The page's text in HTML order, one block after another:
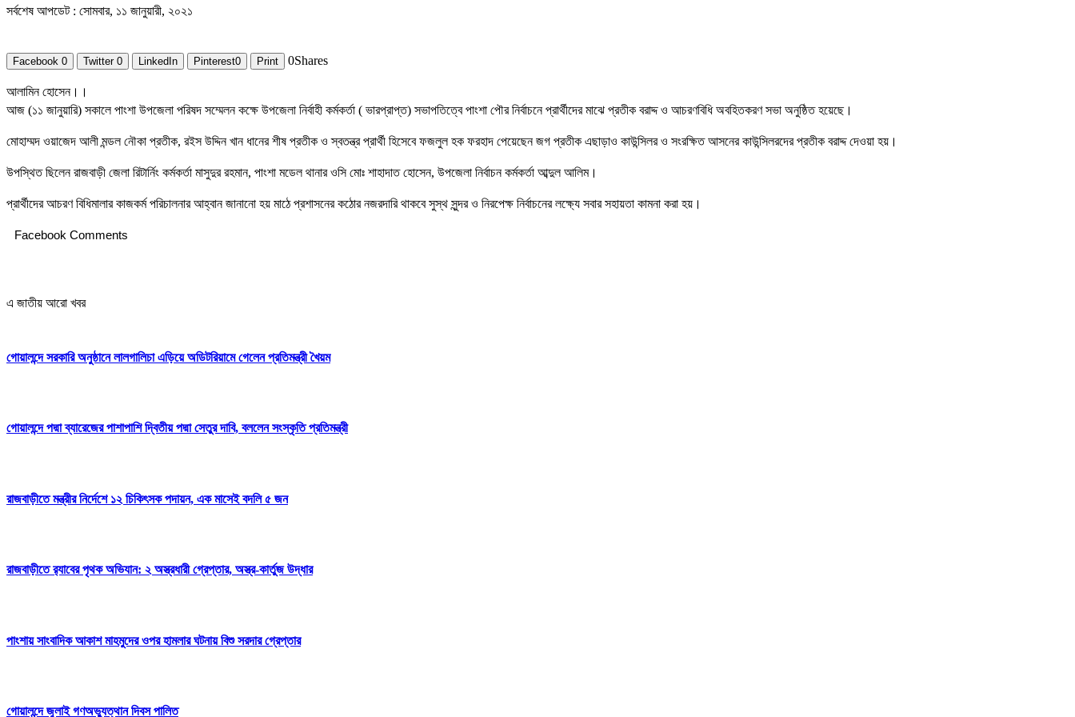
সর্বশেষ আপডেট : সোমবার, ১১ জানুয়ারী, ২০২১
Facebook 0 Twitter 0 LinkedIn Pinterest0 Print 0Shares
আলামিন হোসেন।।
আজ (১১ জানুয়ারি) সকালে পাংশা উপজেলা পরিষদ সম্মেলন কক্ষে উপজেলা নির্বাহী কর্মকর্তা ( ভারপ্রাপ্ত) সভাপতিত্বে পাংশা পৌর নির্বাচনে প্রার্থীদের মাঝে প্রতীক বরাদ্দ ও আচরণবিধি অবহিতকরণ সভা অনুষ্ঠিত হয়েছে।
মোহাম্মদ ওয়াজেদ আলী মন্ডল নৌকা প্রতীক, রইস উদ্দিন খান ধানের শীষ প্রতীক ও স্বতন্ত্র প্রার্থী হিসেবে ফজলুল হক ফরহাদ পেয়েছেন জগ প্রতীক এছাড়াও কাউন্সিলর ও সংরক্ষিত আসনের কাউন্সিলরদের প্রতীক বরাদ্দ দেওয়া হয়।
উপস্থিত ছিলেন রাজবাড়ী জেলা রিটার্নিং কর্মকর্তা মাসুদুর রহমান, পাংশা মডেল থানার ওসি মোঃ শাহাদাত হোসেন, উপজেলা নির্বাচন কর্মকর্তা আব্দুল আলিম।
প্রার্থীদের আচরণ বিধিমালার কাজকর্ম পরিচালনার আহ্বান জানানো হয় মাঠে প্রশাসনের কঠোর নজরদারি থাকবে সুস্থ সুন্দর ও নিরপেক্ষ নির্বাচনের লক্ষ্যে সবার সহায়তা কামনা করা হয়।
Facebook Comments
এ জাতীয় আরো খবর
গোয়ালন্দে সরকারি অনুষ্ঠানে লালগালিচা এড়িয়ে অডিটরিয়ামে গেলেন প্রতিমন্ত্রী খৈয়ম
গোয়ালন্দে পদ্মা ব্যারেজের পাশাপাশি দ্বিতীয় পদ্মা সেতুর দাবি, বললেন সংস্কৃতি প্রতিমন্ত্রী
রাজবাড়ীতে মন্ত্রীর নির্দেশে ১২ চিকিৎসক পদায়ন, এক মাসেই বদলি ৫ জন
রাজবাড়ীতে র‌্যাবের পৃথক অভিযান: ২ অস্ত্রধারী গ্রেপ্তার, অস্ত্র-কার্তুজ উদ্ধার
পাংশায় সাংবাদিক আকাশ মাহমুদের ওপর হামলার ঘটনায় বিশু সরদার গ্রেপ্তার
গোয়ালন্দে জুলাই গণঅভ্যুত্থান দিবস পালিত